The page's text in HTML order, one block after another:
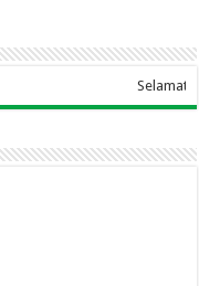
Selamat Datang Di